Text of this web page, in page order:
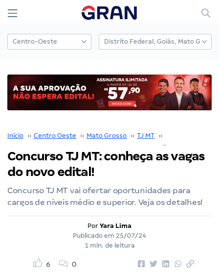
Início ›› Centro Oeste ›› Mato Grosso ›› TJ MT ››
Concurso TJ MT: conheça as vagas
do novo edital!
Concurso TJ MT vai ofertar oportunidades para
cargos de níveis médio e superior. Veja os detalhes!
Por Yara Lima
Publicado em 25/07/24
1 min. de leitura
6 0